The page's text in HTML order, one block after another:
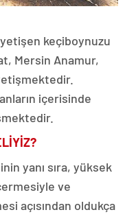
yetişen keçiboynuzu
Mersin Anamur,
içerisinde
yanı sıra, yüksek
ve
açısından oldukça